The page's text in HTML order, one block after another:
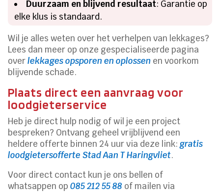
Duurzaam en blijvend resultaat: Garantie op
elke klus is standaard.
Wil je alles weten over het verhelpen van lekkages?
Lees dan meer op onze gespecialiseerde pagina
overlekkages opsporen en oplossen en voorkom
blijvende schade.
Plaats direct een aanvraag voor
loodgieterservice
Heb je direct hulp nodig of wil je een project
bespreken? Ontvang geheel vrijblijvend een
heldere offerte binnen 24 uur via deze link:gratis
loodgietersofferte Stad Aan T Haringvliet.
Voor direct contact kun je ons bellen of
whatsappen op085 212 55 88 of mailen via